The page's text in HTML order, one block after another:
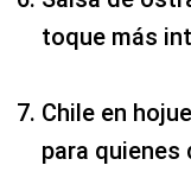
toque más
Chile en
para